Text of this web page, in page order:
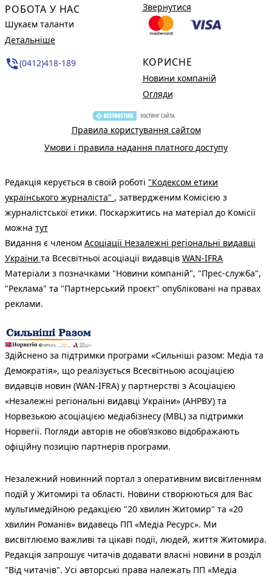
РОБОТА У НАС
Шукаєм таланти
Детальніше
phone_in_talk(0412)418-189
Звернутися
КОРИСНЕ
Новини компаній
Огляди
Правила користування сайтом
Умови і правила надання платного доступу
Редакція керується в своїй роботі "Кодексом етики
українського журналіста" , затвердженим Комісією з
журналістської етики. Поскаржитись на матеріал до Комісії
можна тут
Видання є членом Асоціації Незалежні регіональні видавці
України та Всесвітньої асоціації видавців WAN-IFRA
Матеріали з позначками "Новини компаній", "Прес-служба",
"Реклама" та "Партнерський проєкт" опубліковані на правах
реклами.
Здійснено за підтримки програми «Сильніші разом: Медіа та
Демократія», що реалізується Всесвітньою асоціацією
видавців новин (WAN-IFRA) у партнерстві з Асоціацією
«Незалежні регіональні видавці України» (АНРВУ) та
Норвезькою асоціацією медіабізнесу (MBL) за підтримки
Норвегії. Погляди авторів не обов’язково відображають
офіційну позицію партнерів програми.
Незалежний новинний портал з оперативним висвітленням
подій у Житомирі та області. Новини створюються для Вас
мультимедійною редакцією "20 хвилин Житомир" та «20
хвилин Романів» видавець ПП «Медіа Ресурс». Ми
висвітлюємо важливі та цікаві події, людей, життя Житомира.
Редакція запрошує читачів додавати власні новини в розділ
"Від читачів". Усі авторські права належать ПП «Медіа